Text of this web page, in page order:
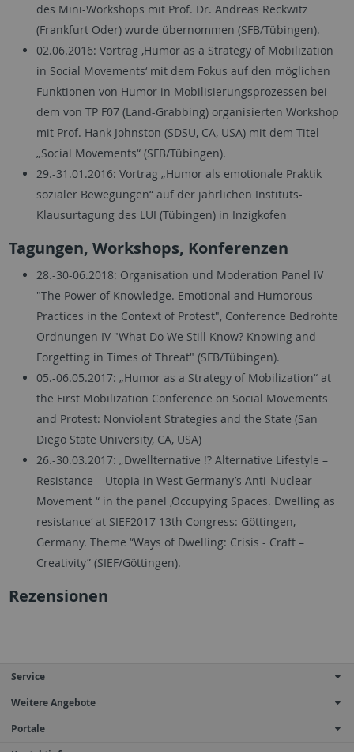
des Mini-Workshops mit Prof. Dr. Andreas Reckwitz
(Frankfurt Oder) wurde übernommen (SFB/Tübingen).
02.06.2016: Vortrag ‚Humor as a Strategy of Mobilization
in Social Movements‘ mit dem Fokus auf den möglichen
Funktionen von Humor in Mobilisierungsprozessen bei
dem von TP F07 (Land-Grabbing) organisierten Workshop
mit Prof. Hank Johnston (SDSU, CA, USA) mit dem Titel
„Social Movements“ (SFB/Tübingen).
29.-31.01.2016: Vortrag „Humor als emotionale Praktik
sozialer Bewegungen“ auf der jährlichen Instituts-
Klausurtagung des LUI (Tübingen) in Inzigkofen
Tagungen, Workshops, Konferenzen
28.-30-06.2018: Organisation und Moderation Panel IV
"The Power of Knowledge. Emotional and Humorous
Practices in the Context of Protest", Conference Bedrohte
Ordnungen IV "What Do We Still Know? Knowing and
Forgetting in Times of Threat" (SFB/Tübingen).
05.-06.05.2017: „Humor as a Strategy of Mobilization“ at
the First Mobilization Conference on Social Movements
and Protest: Nonviolent Strategies and the State (San
Diego State University, CA, USA)
26.-30.03.2017: „Dwellternative !? Alternative Lifestyle –
Resistance – Utopia in West Germany’s Anti-Nuclear-
Movement “ in the panel ‚Occupying Spaces. Dwelling as
resistance‘ at SIEF2017 13th Congress: Göttingen,
Germany. Theme “Ways of Dwelling: Crisis - Craft –
Creativity” (SIEF/Göttingen).
Rezensionen
Service
Weitere Angebote
Portale